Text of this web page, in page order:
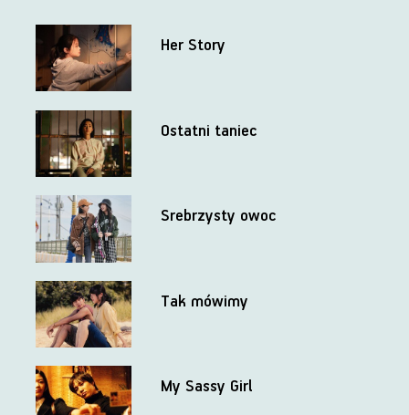
Her Story
Ostatni taniec
Srebrzysty owoc
Tak mówimy
My Sassy Girl